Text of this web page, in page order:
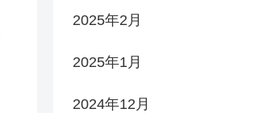
2025年2月
2025年1月
2024年12月